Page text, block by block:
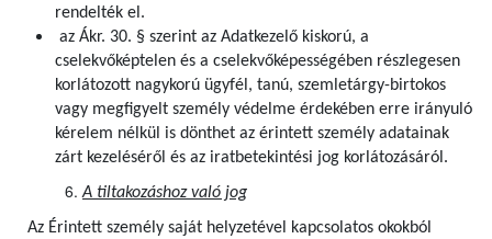
rendelték el.
az Ákr. 30. § szerint az Adatkezelő kiskorú, a
cselekvőképtelen és a cselekvőképességében részlegesen
korlátozott nagykorú ügyfél, tanú, szemletárgy-birtokos
vagy megfigyelt személy védelme érdekében erre irányuló
kérelem nélkül is dönthet az érintett személy adatainak
zárt kezeléséről és az iratbetekintési jog korlátozásáról.
A tiltakozáshoz való jog
Az Érintett személy saját helyzetével kapcsolatos okokból